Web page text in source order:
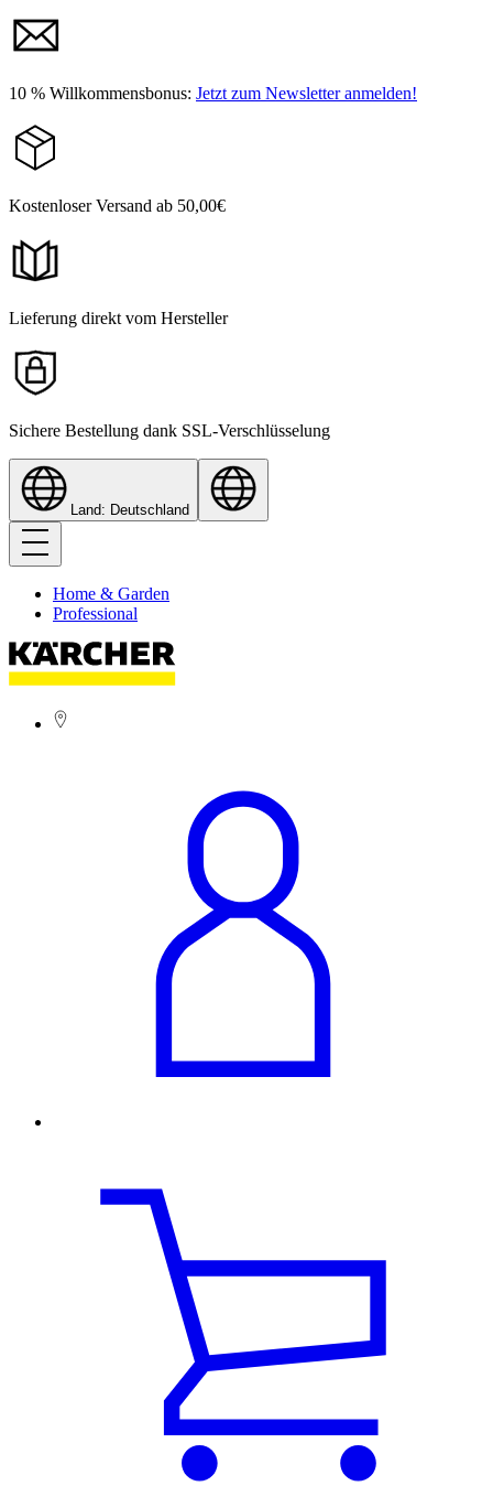
10 % Willkommensbonus: Jetzt zum Newsletter anmelden!
Kostenloser Versand ab 50,00€
Lieferung direkt vom Hersteller
Sichere Bestellung dank SSL-Verschlüsselung
Land: Deutschland
Home & Garden
Professional